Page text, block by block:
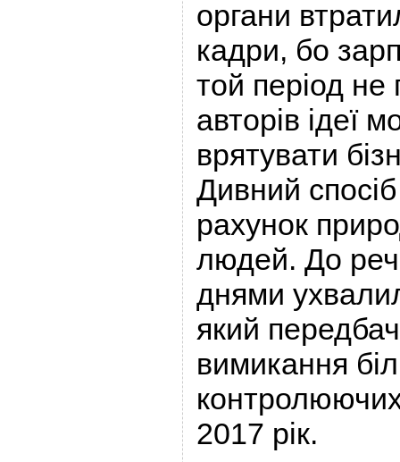
органи
кадри, бо
той період
авторів ідеї
врятувати
Дивний
рахунок
людей. До
днями
який
вимикання
2017 рік.